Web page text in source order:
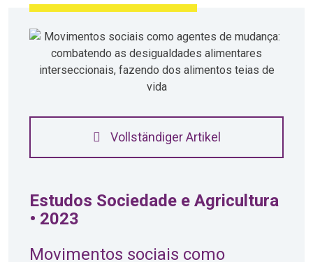
Vollständiger Artikel
Estudos Sociedade e Agricultura
• 2023
Movimentos sociais como